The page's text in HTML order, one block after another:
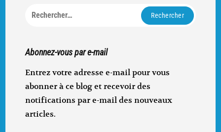
Rechercher :
Abonnez-vous par e-mail
Entrez votre adresse e-mail pour vous
abonner à ce blog et recevoir des
notifications par e-mail des nouveaux
articles.